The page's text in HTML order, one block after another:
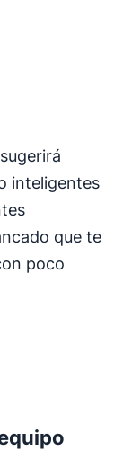
inteligentes
que te
poco